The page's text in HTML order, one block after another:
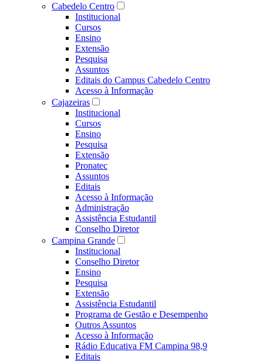
Cabedelo Centro
Institucional
Cursos
Ensino
Extensão
Pesquisa
Assuntos
Editais do Campus Cabedelo Centro
Acesso à Informação
Cajazeiras
Institucional
Cursos
Ensino
Pesquisa
Extensão
Pronatec
Assuntos
Editais
Acesso à Informação
Administração
Assistência Estudantil
Conselho Diretor
Campina Grande
Institucional
Conselho Diretor
Ensino
Pesquisa
Extensão
Assistência Estudantil
Programa de Gestão e Desempenho
Outros Assuntos
Acesso à Informação
Rádio Educativa FM Campina 98,9
Editais